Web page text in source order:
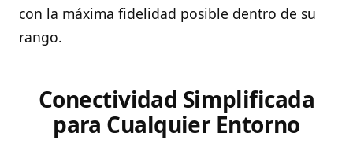
con la máxima fidelidad posible dentro de su
rango.
Conectividad Simplificada
para Cualquier Entorno